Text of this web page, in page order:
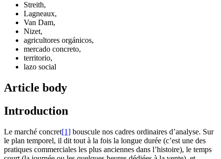
Streith,
Lagneaux,
Van Dam,
Nizet,
agricultores orgánicos,
mercado concreto,
territorio,
lazo social
Article body
Introduction
Le marché concret[1] bouscule nos cadres ordinaires d’analyse. Sur
le plan temporel, il dit tout à la fois la longue durée (c’est une des
pratiques commerciales les plus anciennes dans l’histoire), le temps